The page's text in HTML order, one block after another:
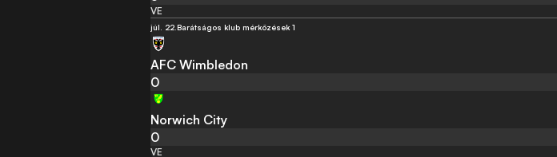
VE
júl. 22.Barátságos klub mérközések 1
AFC Wimbledon
0
Norwich City
0
VE